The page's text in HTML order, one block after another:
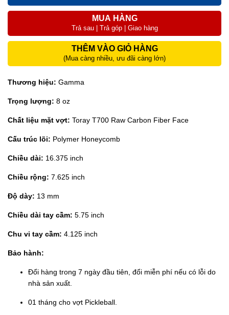
MUA HÀNG
Trả sau | Trả góp | Giao hàng
THÊM VÀO GIỎ HÀNG
(Mua càng nhiều, ưu đãi càng lớn)
Thương hiệu: Gamma
Trọng lượng: 8 oz
Chất liệu mặt vợt: Toray T700 Raw Carbon Fiber Face
Cấu trúc lõi: Polymer Honeycomb
Chiều dài: 16.375 inch
Chiều rộng: 7.625 inch
Độ dày: 13 mm
Chiều dài tay cầm: 5.75 inch
Chu vi tay cầm: 4.125 inch
Bảo hành:
Đổi hàng trong 7 ngày đầu tiên, đổi miễn phí nếu có lỗi do
nhà sản xuất.
01 tháng cho vợt Pickleball.